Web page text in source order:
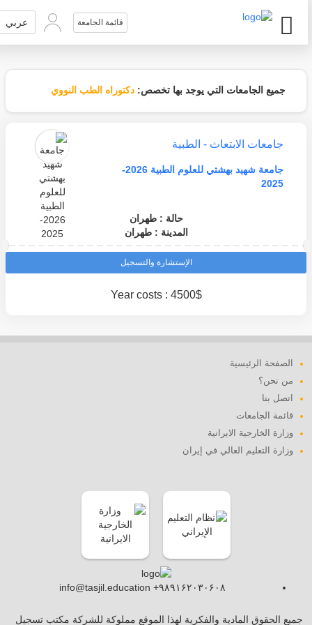
قائمة الجامعة عربي
جميع الجامعات التي يوجد بها تخصص:دكتوراه الطب النووي
جامعات الابتعاث - الطبية
جامعة شهيد بهشتي للعلوم الطبية 2026-
2025
حالة : طهران
المدينة : طهران
الإستشارة والتسجيل
Year costs : 4500$
الصفحة الرئيسية
من نحن؟
اتصل بنا
قائمة الجامعات
وزارة الخارجية الايرانية
وزارة التعليم العالي في إيران
info@tasjil.education +۹۸۹۱۶۲۰۳۰۶۰۸
جميع الحقوق المادية والفكرية لهذا الموقع مملوكة للشركة مكتب تسجيل